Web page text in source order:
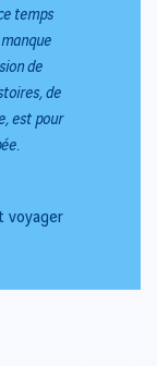
temps
de
de
est pour
voyager